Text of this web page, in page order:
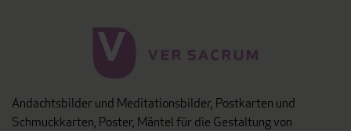
Andachtsbilder und Meditationsbilder, Postkarten und
Schmuckkarten, Poster, Mäntel für die Gestaltung von